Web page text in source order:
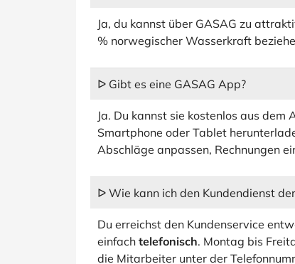
Ja, du kannst über GASAG zu
% norwegischer Wasserkraft
ᐅ Gibt es eine GASAG App?
Ja. Du kannst sie kostenlos aus
Smartphone oder Tablet
Abschläge anpassen, Rechnungen
ᐅ Wie kann ich den Kundendienst
Du erreichst den Kundenservice
einfach telefonisch. Montag bis
die Mitarbeiter unter der